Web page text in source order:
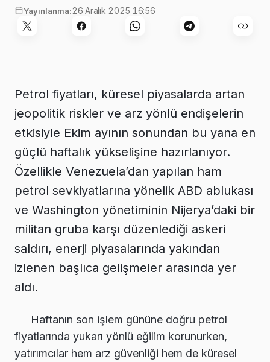
Yayınlanma:26 Aralık 2025 16:56
Petrol fiyatları, küresel piyasalarda artan
jeopolitik riskler ve arz yönlü endişelerin
etkisiyle Ekim ayının sonundan bu yana en
güçlü haftalık yükselişine hazırlanıyor.
Özellikle Venezuela’dan yapılan ham
petrol sevkiyatlarına yönelik ABD ablukası
ve Washington yönetiminin Nijerya’daki bir
militan gruba karşı düzenlediği askeri
saldırı, enerji piyasalarında yakından
izlenen başlıca gelişmeler arasında yer
aldı.
Haftanın son işlem gününe doğru petrol
fiyatlarında yukarı yönlü eğilim korunurken,
yatırımcılar hem arz güvenliği hem de küresel